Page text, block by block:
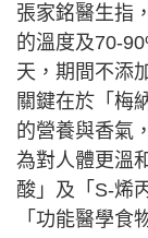
張家銘醫生指
的溫度及70-
天，期間不添
關鍵在於「梅
的營養與香氣
為對人體更溫
酸」及「S-烯
「功能醫學食